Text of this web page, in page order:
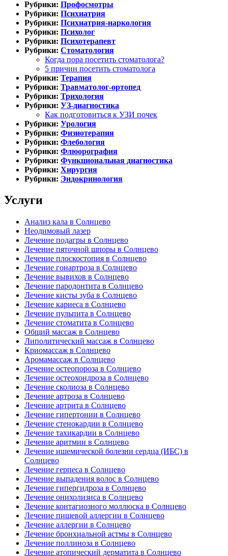
Рубрики: Профосмотры
Рубрики: Психиатрия
Рубрики: Психиатрия-наркология
Рубрики: Психолог
Рубрики: Психотерапевт
Рубрики: Стоматология
Когда пора посетить стоматолога?
5 причин посетить стоматолога
Рубрики: Терапия
Рубрики: Травматолог-ортопед
Рубрики: Трихология
Рубрики: УЗ-диагностика
Как подготовиться к УЗИ почек
Рубрики: Урология
Рубрики: Физиотерапия
Рубрики: Флебология
Рубрики: Флюорография
Рубрики: Функциональная диагностика
Рубрики: Хирургия
Рубрики: Эндокринология
Услуги
Анализ кала в Солнцево
Неодимовый лазер
Лечение подагры в Солнцево
Лечение пяточной шпоры в Солнцево
Лечение плоскостопия в Солнцево
Лечение гонартроза в Солнцево
Лечение вывихов в Солнцево
Лечение пародонтита в Солнцево
Лечение кисты зуба в Солнцево
Лечение кариеса в Солнцево
Лечение пульпита в Солнцево
Лечение стоматита в Солнцево
Общий массаж в Солнцево
Липолитический массаж в Солнцево
Криомассаж в Солнцево
Аромамассаж в Солнцево
Лечение остеопороза в Солнцево
Лечение остеохондроза в Солнцево
Лечение сколиоза в Солнцево
Лечение артроза в Солнцево
Лечение артрита в Солнцево
Лечение гипертонии в Солнцево
Лечение стенокардии в Солнцево
Лечение тахикардии в Солнцево
Лечение аритмии в Солнцево
Лечение ишемической болезни сердца (ИБС) в
Солнцево
Лечение герпеса в Солнцево
Лечение выпадения волос в Солнцево
Лечение гипергидроза в Солнцево
Лечение онихолизиса в Солнцево
Лечение контагиозного моллюска в Солнцево
Лечение пищевой аллергии в Солнцево
Лечение аллергии в Солнцево
Лечение бронхиальной астмы в Солнцево
Лечение поллиноза в Солнцево
Лечение атопический дерматита в Солнцево